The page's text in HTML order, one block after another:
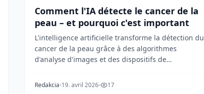
Comment l'IA détecte le cancer de la
peau – et pourquoi c'est important
L'intelligence artificielle transforme la détection du
cancer de la peau grâce à des algorithmes
d'analyse d'images et des dispositifs de
Redakcia 19. avril 2026 17